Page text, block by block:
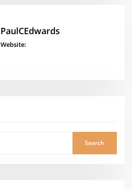
PaulCEdwards
Website:
Search